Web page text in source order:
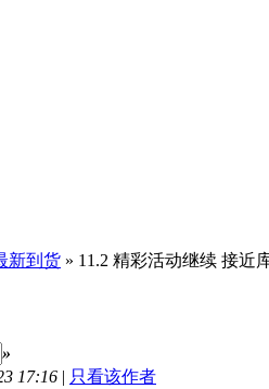
新到货 » 11.2 精彩活动继续 接近
»
17:16 | 只看该作者